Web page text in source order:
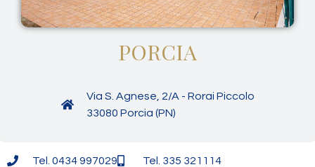
PORCIA
Via S. Agnese, 2/A - Rorai Piccolo
33080 Porcia (PN)
Tel. 0434 997029
Tel. 335 321114